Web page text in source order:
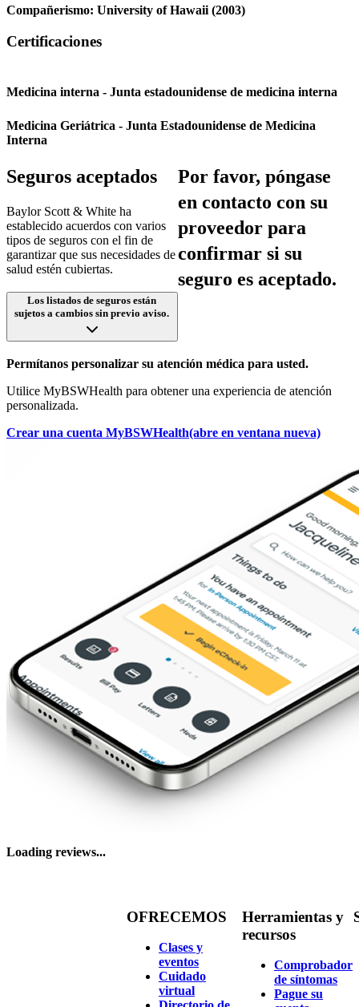
Compañerismo: University of Hawaii (2003)
Certificaciones
Medicina interna - Junta estadounidense de medicina interna
Medicina Geriátrica - Junta Estadounidense de Medicina
Interna
Seguros aceptados
Baylor Scott & White ha
establecido acuerdos con varios
tipos de seguros con el fin de
garantizar que sus necesidades de
salud estén cubiertas.
Los listados de seguros están
sujetos a cambios sin previo aviso.
Por favor, póngase
en contacto con su
proveedor para
confirmar si su
seguro es aceptado.
Permítanos personalizar su atención médica para usted.
Utilice MyBSWHealth para obtener una experiencia de atención
personalizada.
Crear una cuenta MyBSWHealth(abre en ventana nueva)
Loading reviews...
OFRECEMOS
Clases y
eventos
Cuidado
virtual
Herramientas y
recursos
Comprobador
de síntomas
Pague su